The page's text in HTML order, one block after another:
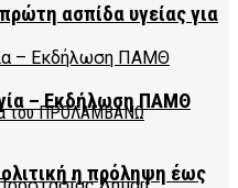
ασπίδα υγείας για
η πρόληψη έως
– Εκδήλωση ΠΑΜΘ